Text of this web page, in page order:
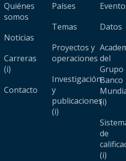
Quiénes
somos
Noticias
Carreras
(i)
Contacto
Países
Temas
Proyectos y
operaciones
Investigación
y
publicaciones
(i)
Datos
del
Grupo
Banco
(i)
de
(i)